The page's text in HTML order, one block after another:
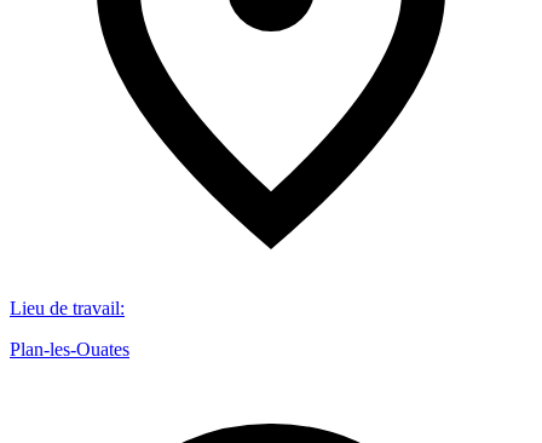
Lieu de travail:
Plan-les-Ouates